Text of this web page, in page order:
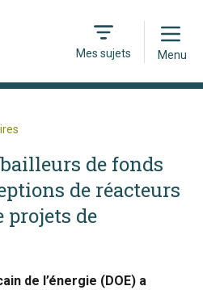
Mes sujets
Open
Menu
de fonds
de réacteurs
projets de
de l’énergie (DOE) a